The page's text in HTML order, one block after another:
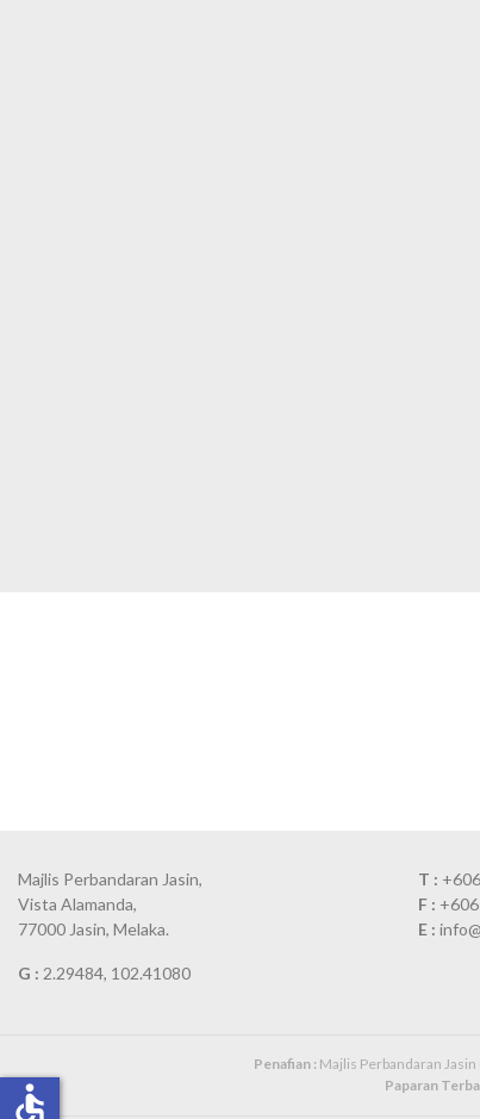
Majlis Perbandaran Jasin,
Vista Alamanda,
77000 Jasin, Melaka.
G : 2.29484, 102.41080
T :
F :
E :
Penafian : Majlis Perbandaran
Paparan
accessible